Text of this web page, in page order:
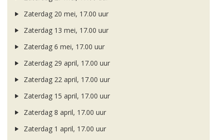
Zaterdag 20 mei, 17.00 uur
Zaterdag 13 mei, 17.00 uur
Zaterdag 6 mei, 17.00 uur
Zaterdag 29 april, 17.00 uur
Zaterdag 22 april, 17.00 uur
Zaterdag 15 april, 17.00 uur
Zaterdag 8 april, 17.00 uur
Zaterdag 1 april, 17.00 uur